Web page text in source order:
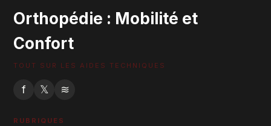
Orthopédie : Mobilité et
Confort
TOUT SUR LES AIDES TECHNIQUES
f 𝕏 ≋
RUBRIQUES